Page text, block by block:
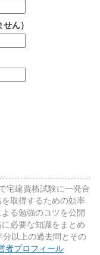
ん）
宅建資格試験に一発合
取得するための効率
る勉強のコツを公開
必要な知識をまとめ
以上の過去問とその
者プロフィール